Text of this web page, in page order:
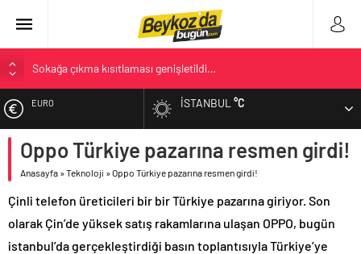
Öyle bir genelge yok
Bülent Arınç, Yüksek İstişare Kurulu görevinden istifa etti
Anadolu Yakası’nın İlk Belediyesi: Beykoz 10. Daire-i Belediye
Kitabı Çıktı
Açlık Sınırı Açıklandı
EURO
DOLAR
İSTANBUL°C
Oppo Türkiye pazarına resmen girdi!
Anasayfa »Teknoloji »Oppo Türkiye pazarına resmen girdi!
Çinli telefon üreticileri bir bir Türkiye pazarına giriyor. Son
olarak Çin’de yüksek satış rakamlarına ulaşan OPPO, bugün
istanbul’da gerçekleştirdiği basın toplantısıyla Türkiye’ye